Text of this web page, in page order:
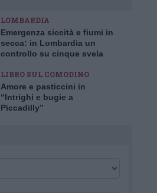
LOMBARDIA
Emergenza siccità e fiumi in
secca: in Lombardia un
controllo su cinque svela
LIBRO SUL COMODINO
Amore e pasticcini in
“Intrighi e bugie a
Piccadilly”